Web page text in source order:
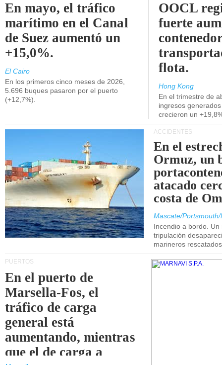
En mayo, el tráfico
marítimo en el Canal
de Suez aumentó un
+15,0%.
El Cairo
En los primeros cinco meses de 2026,
5.696 buques pasaron por el puerto
(+12,7%).
OOCL
fuerte
flota.
Hong Kong
En el trimestre de
ingresos
crecieron un
ACCIDENTES
En el
Ormuz, un
atacado
costa de
Mascate/
Incendio a bordo.
tripulación
marineros
PUERTOS
En el puerto de
Marsella-Fos, el
tráfico de carga
general está
aumentando, mientras
que el de carga a